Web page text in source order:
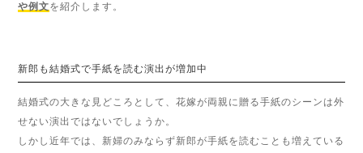
や例文を紹介します。
新郎も結婚式で手紙を読む演出が増加中
結婚式の大きな見どころとして、花嫁が両親に贈る手紙のシーンは外
せない演出ではないでしょうか。
しかし近年では、新婦のみならず新郎が手紙を読むことも増えている